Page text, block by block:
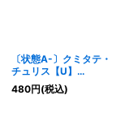
〔状態A-〕クミタテ・
チュリス【U】
{22RP216A/20}《火》
480円(税込)